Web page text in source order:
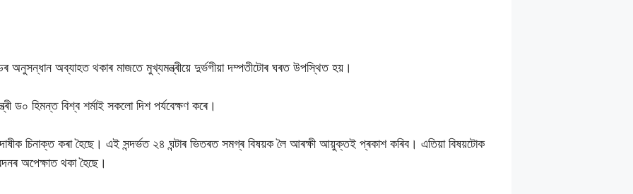
অনুসন্ধান অব্যাহত থকাৰ মাজতে মুখ্যমন্ত্ৰীয়ে দুৰ্ভগীয়া দম্পতীটোৰ ঘৰত উপস্থিত হয়।
ড০ হিমন্ত বিশ্ব শৰ্মাই সকলো দিশ পৰ্যবেক্ষণ কৰে।
চিনাক্ত কৰা হৈছে। এই সন্দৰ্ভত ২৪ ঘন্টাৰ ভিতৰত সমগ্ৰ বিষয়ক লৈ আৰক্ষী আয়ুক্তই প্ৰকাশ কৰিব। এতিয়া বিষয়টোক
অপেক্ষাত থকা হৈছে।